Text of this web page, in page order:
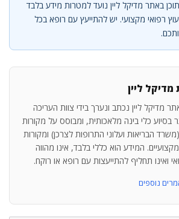
באתר מדיקל ליין נועד למטרות מידע בלבד
רפואי מקצועי. יש להתייעץ עם רופא בכל
ליין
מדיקל ליין נכתב ונערך בידי צוות העריכה
כלי בינה מלאכותית, ומבוסס על מקורות
הבריאות ועלוני התרופות לצרכן) ומקורות
המידע הוא כללי בלבד, אינו מהווה
ואינו תחליף להתייעצות עם רופא או רוקח.